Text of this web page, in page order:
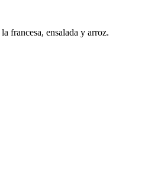
francesa, ensalada y arroz.